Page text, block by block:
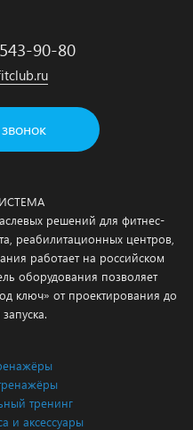
90-80
решений для фитнес-
реабилитационных центров,
работает на российском
оборудования позволяет
ключ» от проектирования до
тренинг
и аксессуары